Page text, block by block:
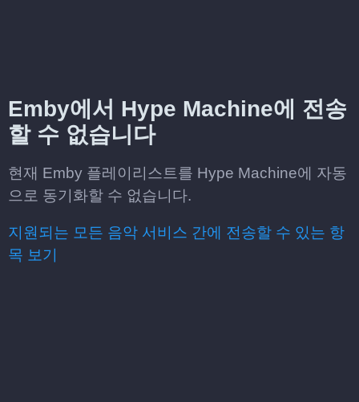
Emby에서 Hype Machine에 전송
할 수 없습니다
현재 Emby 플레이리스트를 Hype Machine에 자동
으로 동기화할 수 없습니다.
지원되는 모든 음악 서비스 간에 전송할 수 있는 항
목 보기